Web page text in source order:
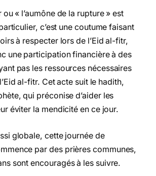
« l’aumône de la rupture » est
c’est une coutume faisant
à respecter lors de l’Eid al-fitr,
une participation financière à des
pas les ressources nécessaires
al-fitr. Cet acte suit le hadith,
qui préconise d’aider les
éviter la mendicité en ce jour.
globale, cette journée de
par des prières communes,
sont encouragés à les suivre.